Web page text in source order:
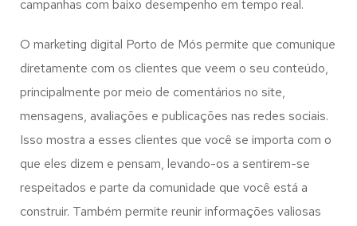
campanhas com baixo desempenho em tempo real.
O marketing digital Porto de Mós permite que comunique
diretamente com os clientes que veem o seu conteúdo,
principalmente por meio de comentários no site,
mensagens, avaliações e publicações nas redes sociais.
Isso mostra a esses clientes que você se importa com o
que eles dizem e pensam, levando-os a sentirem-se
respeitados e parte da comunidade que você está a
construir. Também permite reunir informações valiosas